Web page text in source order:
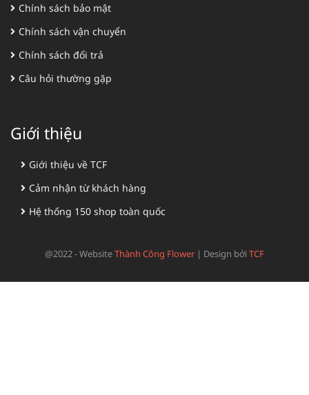
Chính sách bảo mật
Chính sách vận chuyển
Chính sách đổi trả
Câu hỏi thường gặp
Giới thiệu
Giới thiệu về TCF
Cảm nhận từ khách hàng
Hệ thống 150 shop toàn quốc
@2022 - WebsiteThành Công Flower | Design bởiTCF